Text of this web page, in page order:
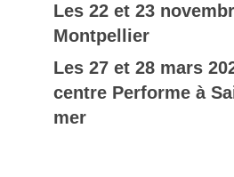
Les 22 et 23
Montpellier
Les 27 et 28 mars
centre Performe à
mer